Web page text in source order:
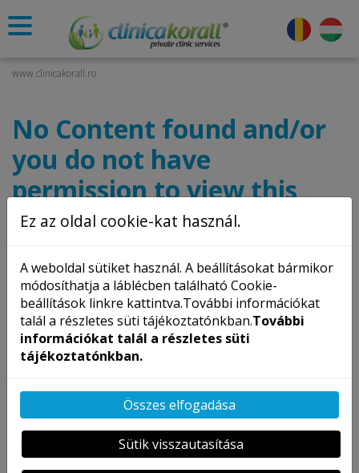
www.clinicakorall.ro
No Content found and/or
you do not have
permission to view this
content!
Ez az oldal cookie-kat használ.
A weboldal sütiket használ. A beállításokat bármikor
módosíthatja a láblécben található Cookie-
beállítások linkre kattintva.További információkat
talál a részletes süti tájékoztatónkban.További
információkat talál a részletes süti
tájékoztatónkban.
Összes elfogadása
Sütik visszautasítása